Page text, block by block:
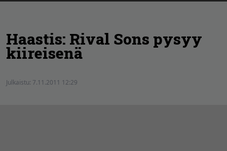
Haastis: Rival Sons pysyy
kiireisenä
Julkaistu: 7.11.2011 12:29